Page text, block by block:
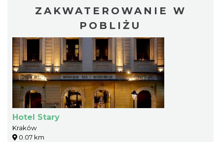
ZAKWATEROWANIE W
POBLIŻU
Hotel Stary
Kraków
0.07 km